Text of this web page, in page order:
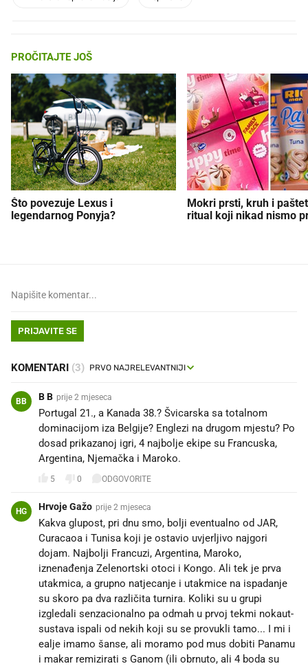
PROČITAJTE JOŠ
Što povezuje Lexus i
legendarnog Ponyja?
Mokri prsti, kruh i
ritual koji nikad nismo
PRIJAVITE SE
KOMENTARI (3)
BB B B prije 2 mjeseca
Portugal 21., a Kanada 38.? Švicarska sa totalnom
dominacijom iza Belgije? Englezi na drugom mjestu? Po
dosad prikazanoj igri, 4 najbolje ekipe su Francuska,
Argentina, Njemačka i Maroko.
5 0 ODGOVORITE
HG Hrvoje Gažo prije 2 mjeseca
Kakva glupost, pri dnu smo, bolji eventualno od JAR,
Curacaoa i Tunisa koji je ostavio uvjerljivo najgori
dojam. Najbolji Francuzi, Argentina, Maroko,
iznenađenja Zelenortski otoci i Kongo. Ali tek je prva
utakmica, a grupno natjecanje i utakmice na ispadanje
su skoro pa dva različita turnira. Koliki su u grupi
izgledali senzacionalno pa odmah u prvoj tekmi nokaut-
sustava ispali od nekih koji su se provukli tamo... I mi i
ealje imamo šanse, ali moramo pod mus dobiti Panamu
i makar remizirati s Ganom (ili obrnuto, ali 4 boda su